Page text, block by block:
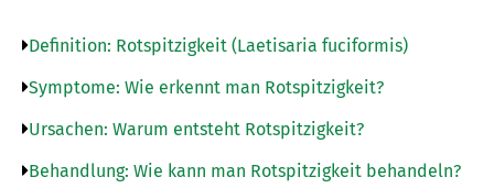
Definition: Rotspitzigkeit (Laetisaria fuciformis)
Symptome: Wie erkennt man Rotspitzigkeit?
Ursachen: Warum entsteht Rotspitzigkeit?
Behandlung: Wie kann man Rotspitzigkeit behandeln?